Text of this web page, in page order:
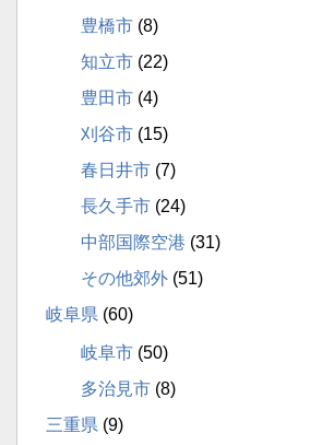
豊橋市 (8)
知立市 (22)
豊田市 (4)
刈谷市 (15)
春日井市 (7)
長久手市 (24)
中部国際空港 (31)
その他郊外 (51)
岐阜県 (60)
岐阜市 (50)
多治見市 (8)
三重県 (9)